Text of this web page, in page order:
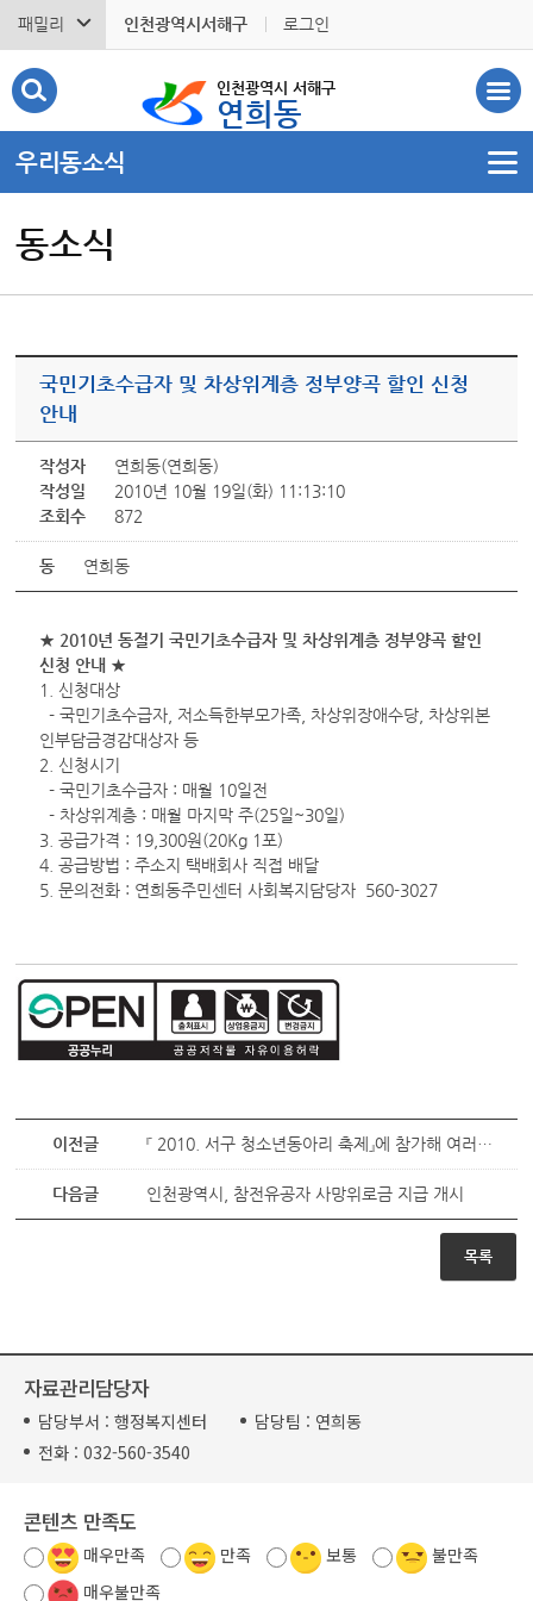
패밀리 인천광역시서해구 로그인
인천광역시 서해구
연희동
우리동소식
동소식
국민기초수급자 및 차상위계층 정부양곡 할인 신청
안내
작성자
연희동(연희동)
작성일
2010년 10월 19일(화) 11:13:10
조회수
872
동 연희동
★ 2010년 동절기 국민기초수급자 및 차상위계층 정부양곡 할인
신청 안내 ★
1. 신청대상
- 국민기초수급자, 저소득한부모가족, 차상위장애수당, 차상위본
인부담금경감대상자 등
2. 신청시기
- 국민기초수급자 : 매월 10일전
- 차상위계층 : 매월 마지막 주(25일~30일)
3. 공급가격 : 19,300원(20Kg 1포)
4. 공급방법 : 주소지 택배회사 직접 배달
5. 문의전화 : 연희동주민센터 사회복지담당자 560-3027
이전글 『 2010. 서구 청소년동아리 축제』에 참가해 여러분의 끼를 발산해보세요~
다음글 인천광역시, 참전유공자 사망위로금 지급 개시
목록
자료관리담당자
담당부서 : 행정복지센터 담당팀 : 연희동
전화 : 032-560-3540
콘텐츠 만족도
매우만족 만족 보통
불만족
매우불만족